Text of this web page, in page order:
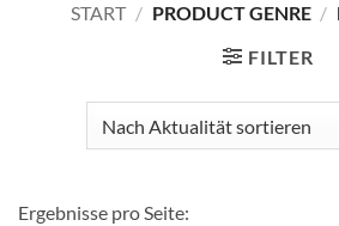
START / PRODUCT GENRE /
FILTER
Ergebnisse pro Seite: